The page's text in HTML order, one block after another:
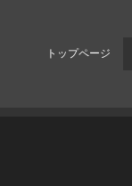
トップページ